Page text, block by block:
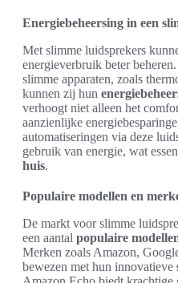
Energiebeheersing in een
Met slimme luidsprekers
energieverbruik beter
slimme apparaten, zoals
kunnen zij hun
verhoogt niet alleen het
aanzienlijke
automatiseringen via deze
gebruik van energie, wat
huis.
Populaire modellen en
De markt voor slimme
een aantal populaire
Merken zoals Amazon,
bewezen met hun innovatieve